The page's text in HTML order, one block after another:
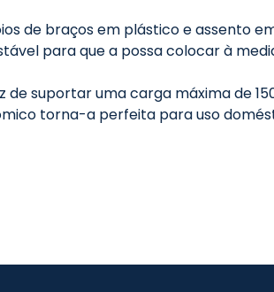
de braços em plástico e assento
para que a possa colocar à
suportar uma carga máxima de
torna-a perfeita para uso